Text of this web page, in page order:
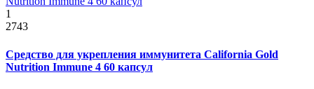
1
2743
Средство для укрепления иммунитета California Gold
Nutrition Immune 4 60 капсул